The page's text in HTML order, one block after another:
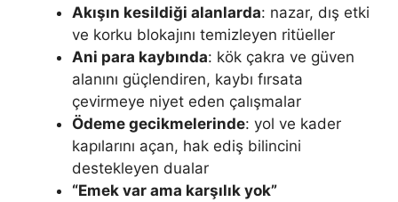
Akışın kesildiği alanlarda: nazar, dış etki
ve korku blokajını temizleyen ritüeller
Ani para kaybında: kök çakra ve güven
alanını güçlendiren, kaybı fırsata
çevirmeye niyet eden çalışmalar
Ödeme gecikmelerinde: yol ve kader
kapılarını açan, hak ediş bilincini
destekleyen dualar
“Emek var ama karşılık yok”